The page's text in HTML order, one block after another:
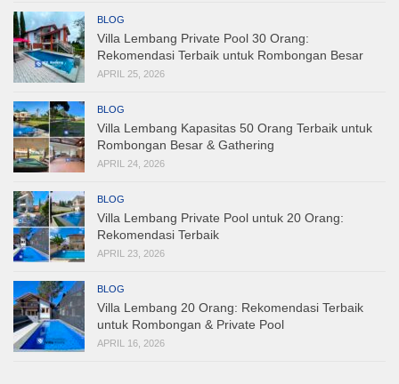
BLOG
Villa Lembang Private Pool 30 Orang:
Rekomendasi Terbaik untuk Rombongan Besar
APRIL 25, 2026
BLOG
Villa Lembang Kapasitas 50 Orang Terbaik untuk
Rombongan Besar & Gathering
APRIL 24, 2026
BLOG
Villa Lembang Private Pool untuk 20 Orang:
Rekomendasi Terbaik
APRIL 23, 2026
BLOG
Villa Lembang 20 Orang: Rekomendasi Terbaik
untuk Rombongan & Private Pool
APRIL 16, 2026